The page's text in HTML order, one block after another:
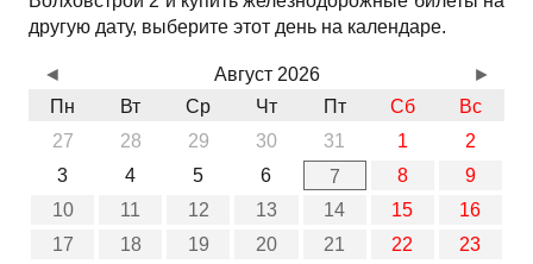
другую дату, выберите этот день на календаре.
Август 2026
Пн
Вт Ср Чт Пт Сб
Вс
27
28 29 30 31 1
2
3
4 5 6 7 8
9
10
11 12 13 14 15
16
17
18 19 20 21 22
23
◄ ►